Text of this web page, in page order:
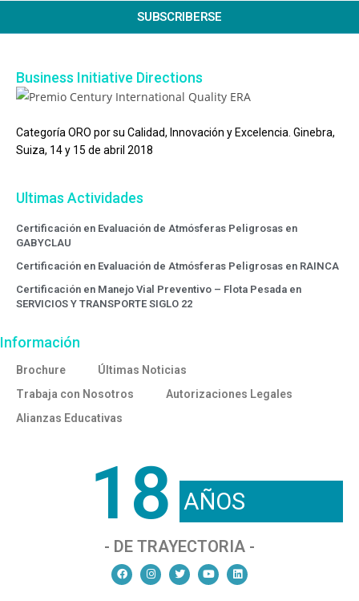
SUBSCRIBERSE
Business Initiative Directions
Categoría ORO por su Calidad, Innovación y Excelencia. Ginebra,
Suiza, 14 y 15 de abril 2018
Ultimas Actividades
Certificación en Evaluación de Atmósferas Peligrosas en
GABYCLAU
Certificación en Evaluación de Atmósferas Peligrosas en RAINCA
Certificación en Manejo Vial Preventivo – Flota Pesada en
SERVICIOS Y TRANSPORTE SIGLO 22
Información
Brochure
Últimas Noticias
Trabaja con Nosotros
Autorizaciones Legales
Alianzas Educativas
18 AÑOS
- DE TRAYECTORIA -